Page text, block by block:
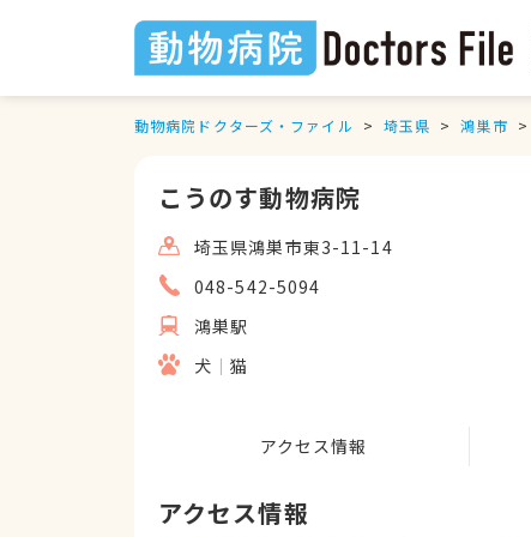
動物病院ドクターズ・ファイル 埼玉県 鴻巣市
こうのす動物病院
埼玉県鴻巣市東3-11-14
048-542-5094
鴻巣駅
犬
猫
アクセス情報
アクセス情報